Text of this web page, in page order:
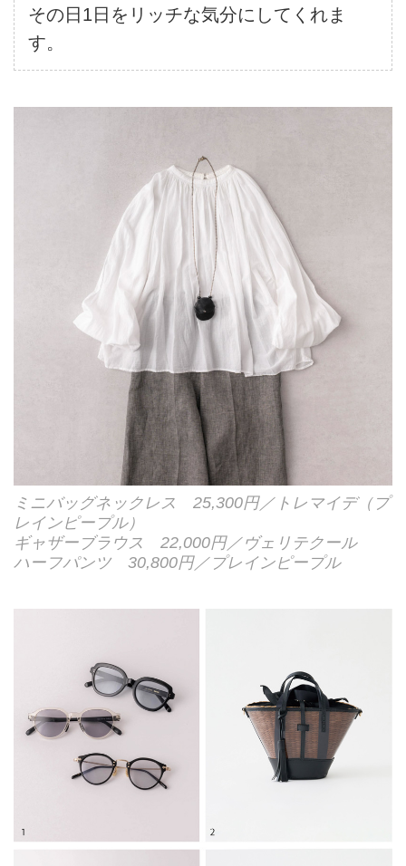
その日1日をリッチな気分にしてくれま
す。
ミニバッグネックレス 25,300円／トレマイデ（プ
レインピープル）
ギャザーブラウス 22,000円／ヴェリテクール
ハーフパンツ 30,800円／プレインピープル